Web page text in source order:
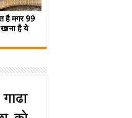
मगर 99
है ये